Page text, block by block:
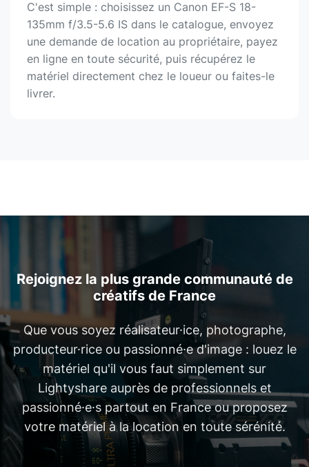
C'est simple : choisissez un Canon EF-S 18-
135mm f/3.5-5.6 IS dans le catalogue, envoyez
une demande de location au propriétaire, payez
en ligne en toute sécurité, puis récupérez le
matériel directement chez le loueur ou faites-le
livrer.
Rejoignez la plus grande communauté de
créatifs de France
Que vous soyez réalisateur·ice, photographe,
producteur·rice ou passionné·e d'image : louez le
matériel qu'il vous faut simplement sur
Lightyshare auprès de professionnels et
passionné·e·s partout en France ou proposez
votre matériel à la location en toute sérénité.